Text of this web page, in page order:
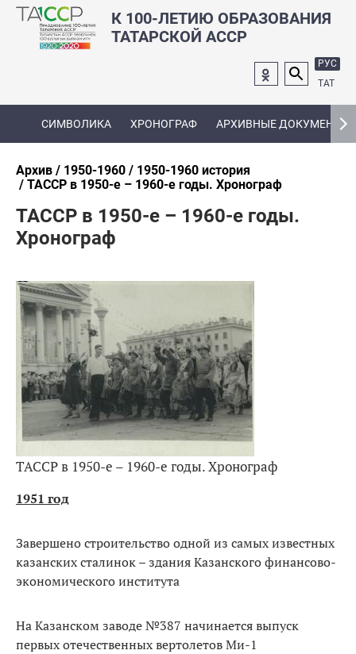
К 100-ЛЕТИЮ ОБРАЗОВАНИЯ
ТАТАРСКОЙ АССР
РУС
ТАТ
СИМВОЛИКА ХРОНОГРАФ АРХИВНЫЕ ДОКУМЕНТЫ
Архив 1950-1960
1950-1960 история
ТАССР в 1950-е – 1960-е годы. Хронограф
ТАССР в 1950-е – 1960-е годы.
Хронограф
ТАССР в 1950-е – 1960-е годы. Хронограф
1951 год
Завершено строительство одной из самых известных
казанских сталинок – здания Казанского финансово-
экономического института
На Казанском заводе №387 начинается выпуск
первых отечественных вертолетов Ми-1